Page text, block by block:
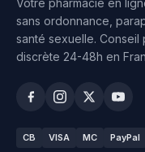
Votre pharmacie en
sans ordonnance,
santé sexuelle. Conseil
discrète 24-48h en
CB VISA MC PayPal